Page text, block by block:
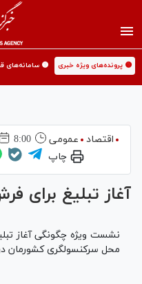
🟡 پرونده‌های ویژه خبری 🟡 سامانه‌های
اقتصاد عمومی 8:00
چاپ
آغاز تبلیغ برای
نشست ویژه چگونگی آغاز
محل سرکنسولگری کشورمان